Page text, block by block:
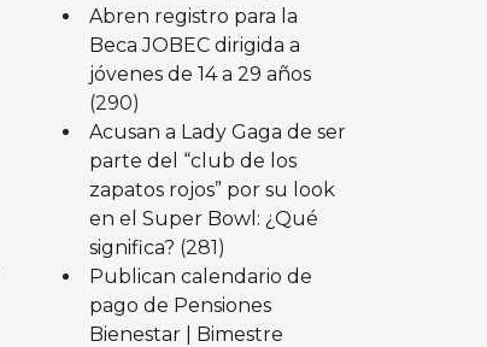
Abren registro para la
Beca JOBEC dirigida a
jóvenes de 14 a 29 años
(290)
Acusan a Lady Gaga de ser
parte del “club de los
zapatos rojos” por su look
en el Super Bowl: ¿Qué
significa? (281)
Publican calendario de
pago de Pensiones
Bienestar | Bimestre